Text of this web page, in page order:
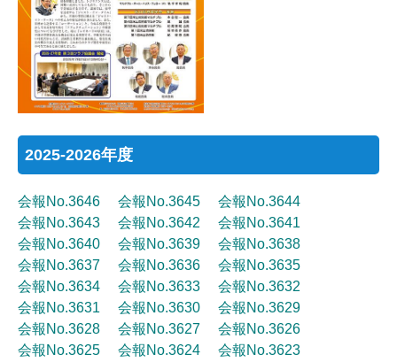
2025-2026年度
会報No.3646 会報No.3645
会報No.3644
会報No.3643
会報No.3642
会報No.3641
会報No.3640
会報No.3639
会報No.3638
会報No.3637
会報No.3636
会報No.3635
会報No.3634
会報No.3633
会報No.3632
会報No.3631
会報No.3630
会報No.3629
会報No.3628
会報No.3627
会報No.3626
会報No.3625
会報No.3624
会報No.3623